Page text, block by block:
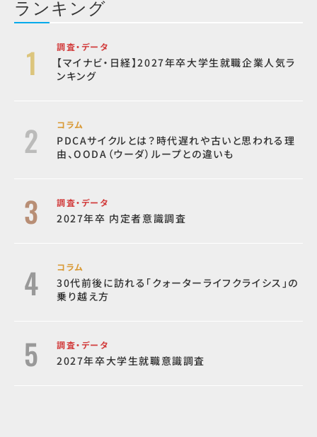
ランキング
調査・データ
【マイナビ・日経】2027年卒大学生就職企業人気ラ
ンキング
コラム
PDCAサイクルとは？時代遅れや古いと思われる理
由、OODA（ウーダ）ループとの違いも
調査・データ
2027年卒 内定者意識調査
コラム
30代前後に訪れる「クォーターライフクライシス」の
乗り越え方
調査・データ
2027年卒大学生就職意識調査